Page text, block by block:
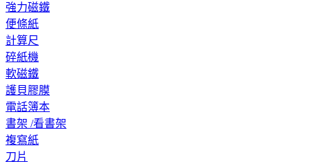
強力磁鐵
便條紙
計算尺
碎紙機
軟磁鐵
護貝膠膜
電話簿本
書架 /看書架
複寫紙
刀片